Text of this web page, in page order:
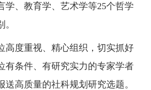
学、教育学、艺术学等25个哲学
高度重视、精心组织，切实抓好
有条件、有研究实力的专家学者
送高质量的社科规划研究选题。